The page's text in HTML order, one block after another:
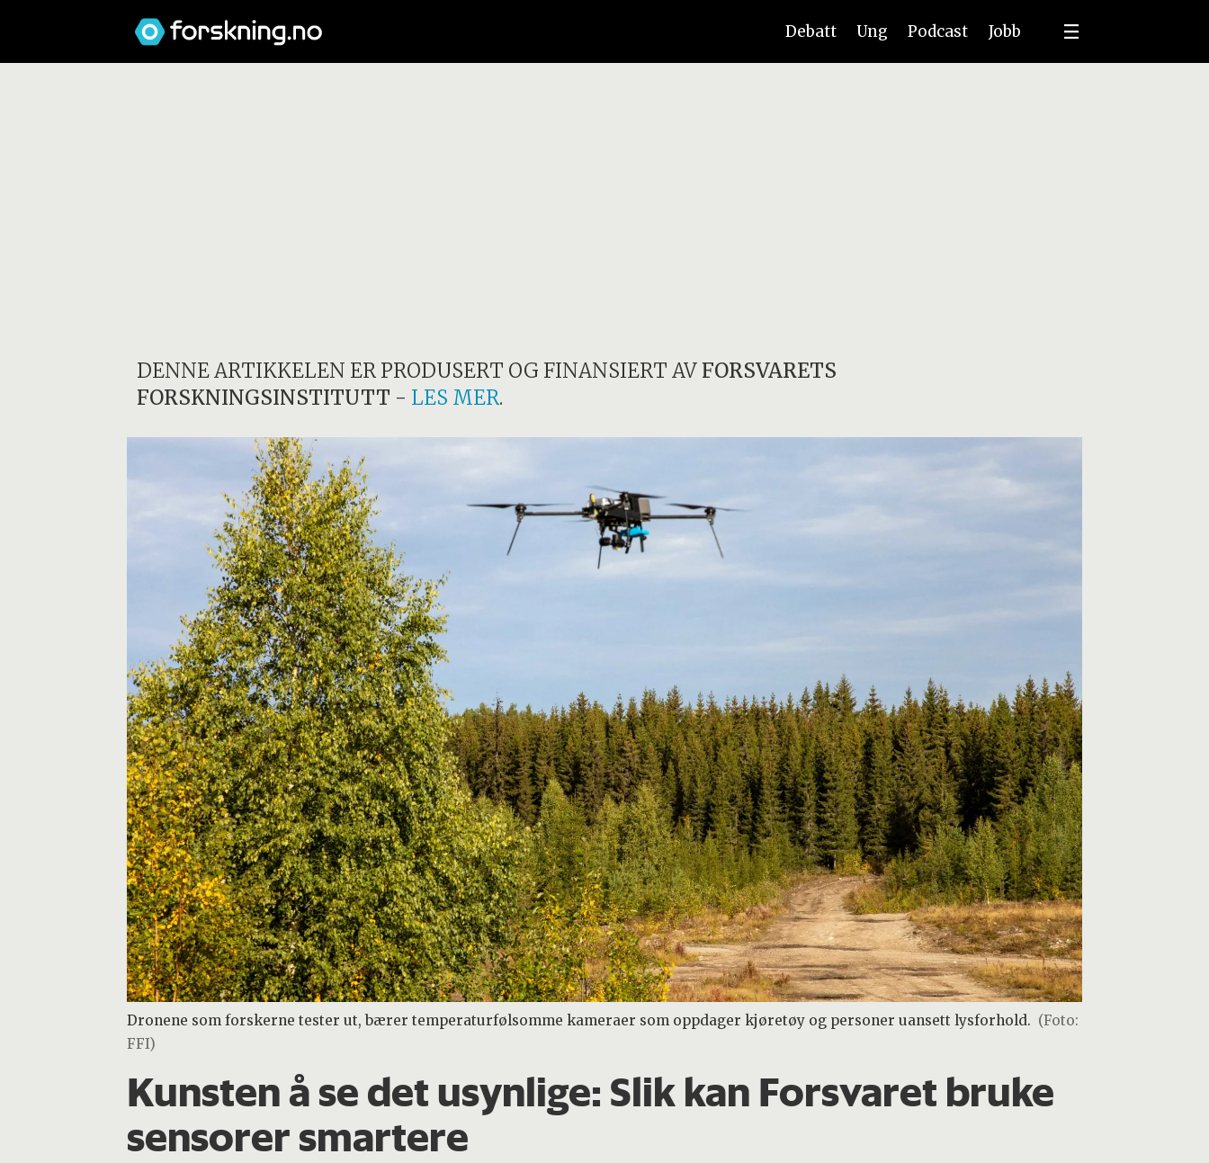
Debatt Ung Podcast Jobb
DENNE ARTIKKELEN ER PRODUSERT OG FINANSIERT AV FORSVARETS
FORSKNINGSINSTITUTT - LES MER.
Dronene som forskerne tester ut, bærer temperaturfølsomme kameraer som oppdager kjøretøy og personer uansett lysforhold. (Foto:
FFI)
Kunsten å se det usynlige: Slik kan Forsvaret bruke
sensorer smartere